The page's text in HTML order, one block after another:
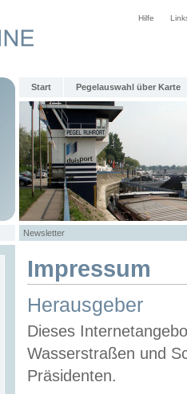
Hilfe
Start Pegelauswahl über Karte
Newsletter
Impressum
Herausgeber
Dieses
Wasserstraßen und
Präsidenten.